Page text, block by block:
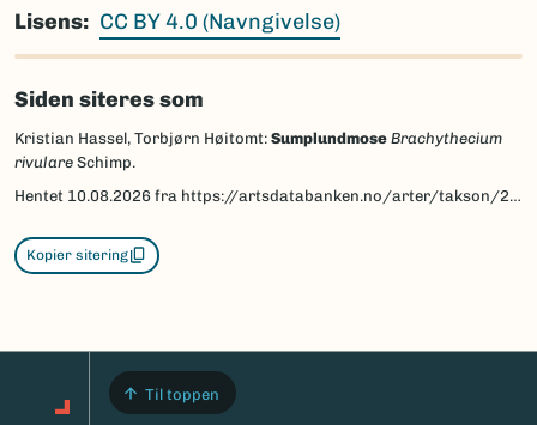
Lisens
CC BY 4.0 (Navngivelse)
Siden siteres som
Kristian Hassel, Torbjørn Høitomt: Sumplundmose Brachythecium
rivulare Schimp.
Hentet 10.08.2026 fra https://artsdatabanken.no/arter/takson/219118/beskrivelse
Kopier sitering
Til toppen